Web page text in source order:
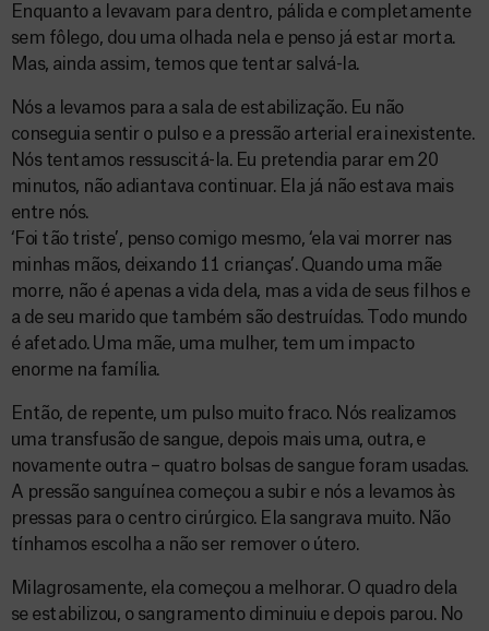
Enquanto a levavam para dentro, pálida e completamente
sem fôlego, dou uma olhada nela e penso já estar morta.
Mas, ainda assim, temos que tentar salvá-la.
Nós a levamos para a sala de estabilização. Eu não
conseguia sentir o pulso e a pressão arterial era inexistente.
Nós tentamos ressuscitá-la. Eu pretendia parar em 20
minutos, não adiantava continuar. Ela já não estava mais
entre nós.
‘Foi tão triste’, penso comigo mesmo, ‘ela vai morrer nas
minhas mãos, deixando 11 crianças’. Quando uma mãe
morre, não é apenas a vida dela, mas a vida de seus filhos e
a de seu marido que também são destruídas. Todo mundo
é afetado. Uma mãe, uma mulher, tem um impacto
enorme na família.
Então, de repente, um pulso muito fraco. Nós realizamos
uma transfusão de sangue, depois mais uma, outra, e
novamente outra – quatro bolsas de sangue foram usadas.
A pressão sanguínea começou a subir e nós a levamos às
pressas para o centro cirúrgico. Ela sangrava muito. Não
tínhamos escolha a não ser remover o útero.
Milagrosamente, ela começou a melhorar. O quadro dela
se estabilizou, o sangramento diminuiu e depois parou. No